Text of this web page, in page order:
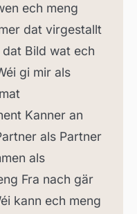
ech meng
dat virgestallt
Bild wat ech
gi mir als
Kanner an
als Partner
als
Fra nach gär
kann ech meng